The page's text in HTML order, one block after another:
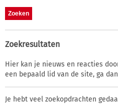
Zoekresultaten
Hier kan je nieuws en reacties
een bepaald lid van de site, ga
Je hebt veel zoekopdrachten